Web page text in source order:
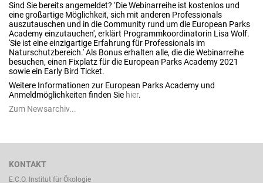
Sind Sie bereits angemeldet? ‘Die Webinarreihe ist kostenlos und
eine großartige Möglichkeit, sich mit anderen Professionals
auszutauschen und in die Community rund um die European Parks
Academy einzutauchen', erklärt Programmkoordinatorin Lisa Wolf.
'Sie ist eine einzigartige Erfahrung für Professionals im
Naturschutzbereich.' Als Bonus erhalten alle, die die Webinarreihe
besuchen, einen Fixplatz für die European Parks Academy 2021
sowie ein Early Bird Ticket.
Weitere Informationen zur European Parks Academy und
Anmeldmöglichkeiten finden Sie hier.
Zum Newsarchiv...
KONTAKT
E.C.O. Institut für Ökologie